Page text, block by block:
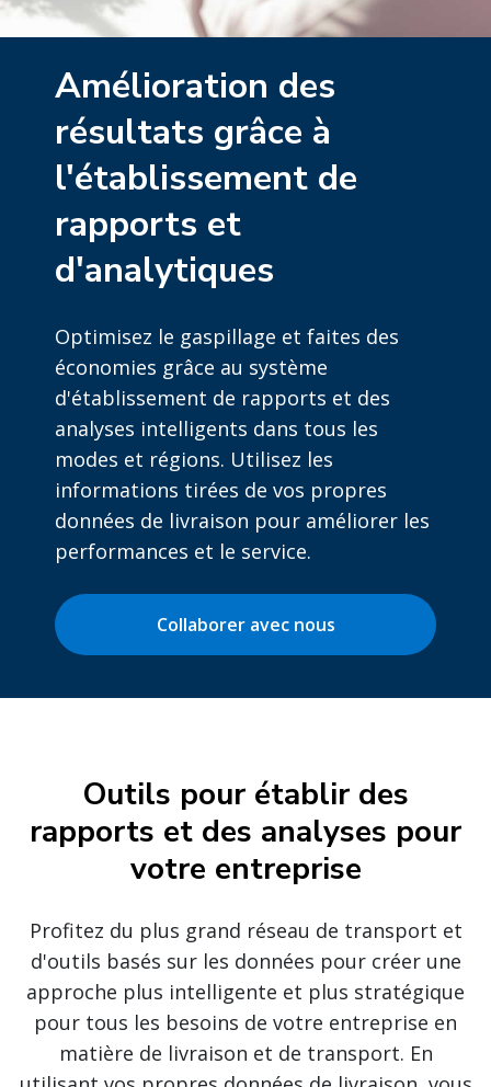
Amélioration des
résultats grâce à
l'établissement de
rapports et
d'analytiques
Optimisez le gaspillage et faites des
économies grâce au système
d'établissement de rapports et des
analyses intelligents dans tous les
modes et régions. Utilisez les
informations tirées de vos propres
données de livraison pour améliorer les
performances et le service.
Collaborer avec nous
Outils pour établir des
rapports et des analyses pour
votre entreprise
Profitez du plus grand réseau de transport et
d'outils basés sur les données pour créer une
approche plus intelligente et plus stratégique
pour tous les besoins de votre entreprise en
matière de livraison et de transport. En